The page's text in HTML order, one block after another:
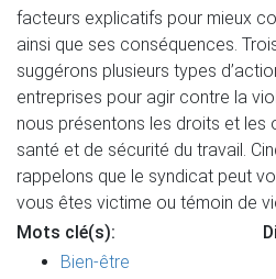
facteurs explicatifs pour mieux
ainsi que ses conséquences.
suggérons plusieurs types
entreprises pour agir contre la
nous présentons les droits et les
santé et de sécurité du travail.
rappelons que le syndicat peut
vous êtes victime ou témoin de
Mots clé(s):
Bien-être